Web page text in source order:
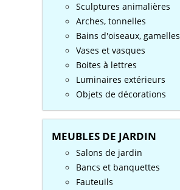
Sculptures animalières
Arches, tonnelles
Bains d'oiseaux, gamelles
Vases et vasques
Boites à lettres
Luminaires extérieurs
Objets de décorations
MEUBLES DE JARDIN
Salons de jardin
Bancs et banquettes
Fauteuils